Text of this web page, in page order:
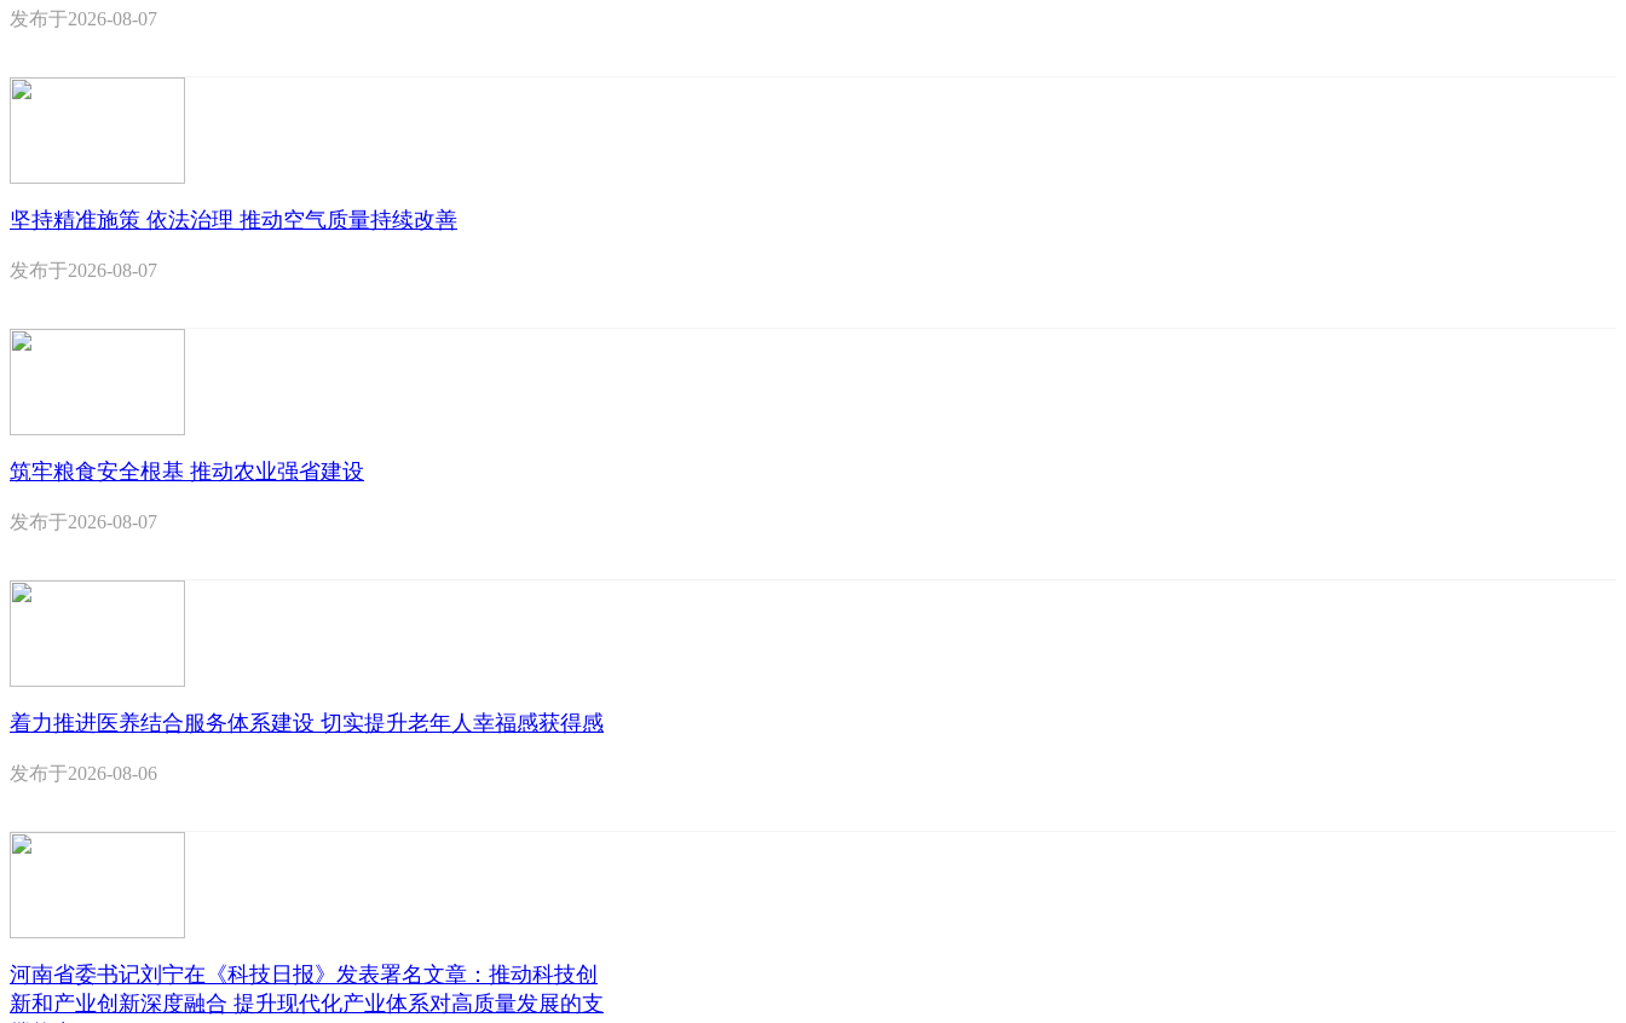
发布于2026-08-07
坚持精准施策 依法治理 推动空气质量持续改善
发布于2026-08-07
筑牢粮食安全根基 推动农业强省建设
发布于2026-08-07
着力推进医养结合服务体系建设 切实提升老年人幸福感获得感
发布于2026-08-06
河南省委书记刘宁在《科技日报》发表署名文章：推动科技创
新和产业创新深度融合 提升现代化产业体系对高质量发展的支